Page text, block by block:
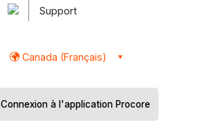
Support
Canada (Français)
Connexion à l'application Procore